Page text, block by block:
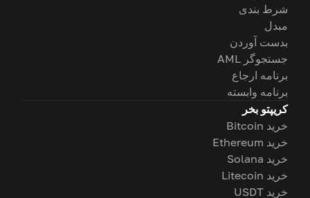
شرط بندی
مبدل
بدست آوردن
جستجوگر AML
برنامه ارجاع
برنامه وابسته
کریپتو بخر
خرید Bitcoin
خرید Ethereum
خرید Solana
خرید Litecoin
خرید USDT